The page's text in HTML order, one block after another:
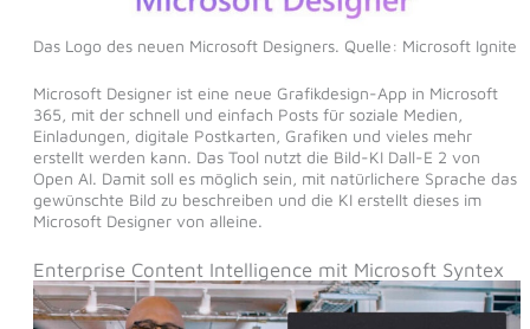
Das Logo des neuen Microsoft Designers. Quelle: Microsoft Ignite
Microsoft Designer ist eine neue Grafikdesign-App in Microsoft
365, mit der schnell und einfach Posts für soziale Medien,
Einladungen, digitale Postkarten, Grafiken und vieles mehr
erstellt werden kann. Das Tool nutzt die Bild-KI Dall-E 2 von
Open AI. Damit soll es möglich sein, mit natürlichere Sprache das
gewünschte Bild zu beschreiben und die KI erstellt dieses im
Microsoft Designer von alleine.
Enterprise Content Intelligence mit Microsoft Syntex